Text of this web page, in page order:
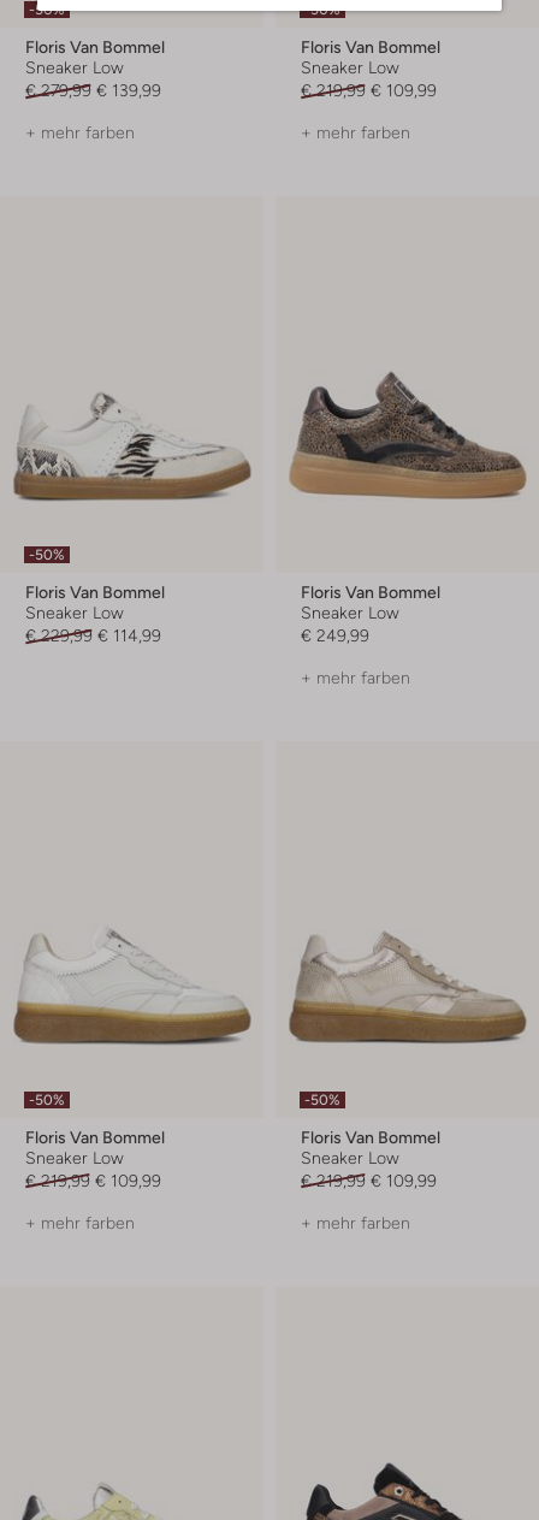
-50%
Floris Van Bommel
Sneaker Low
€ 279,99 € 139,99
+ mehr farben
-50%
Floris Van Bommel
Sneaker Low
€ 219,99 € 109,99
+ mehr farben
-50%
Floris Van Bommel
Sneaker Low
€ 229,99 € 114,99
Floris Van Bommel
Sneaker Low
€ 249,99
+ mehr farben
-50%
Floris Van Bommel
Sneaker Low
€ 219,99 € 109,99
+ mehr farben
-50%
Floris Van Bommel
Sneaker Low
€ 219,99 € 109,99
+ mehr farben